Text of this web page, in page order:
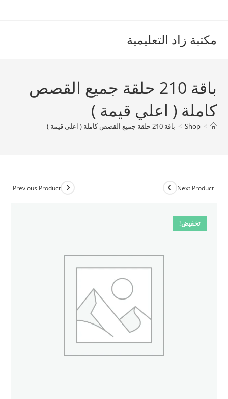
مكتبة زاد التعليمية
باقة 210 حلقة جميع القصص
كاملة ( اعلي قيمة )
>
Shop
> باقة 210 حلقة جميع القصص كاملة ( اعلي قيمة )
تخفيض!
Previous Product Next Product